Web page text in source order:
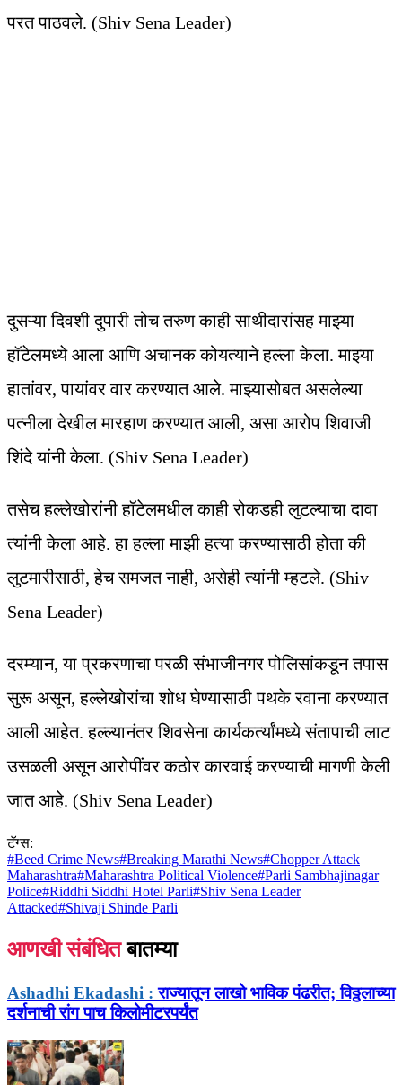
परत पाठवले. (Shiv Sena Leader)
दुसऱ्या दिवशी दुपारी तोच तरुण काही साथीदारांसह माझ्या
हॉटेलमध्ये आला आणि अचानक कोयत्याने हल्ला केला. माझ्या
हातांवर, पायांवर वार करण्यात आले. माझ्यासोबत असलेल्या
पत्नीला देखील मारहाण करण्यात आली, असा आरोप शिवाजी
शिंदे यांनी केला. (Shiv Sena Leader)
तसेच हल्लेखोरांनी हॉटेलमधील काही रोकडही लुटल्याचा दावा
त्यांनी केला आहे. हा हल्ला माझी हत्या करण्यासाठी होता की
लुटमारीसाठी, हेच समजत नाही, असेही त्यांनी म्हटले. (Shiv
Sena Leader)
दरम्यान, या प्रकरणाचा परळी संभाजीनगर पोलिसांकडून तपास
सुरू असून, हल्लेखोरांचा शोध घेण्यासाठी पथके रवाना करण्यात
आली आहेत. हल्ल्यानंतर शिवसेना कार्यकर्त्यांमध्ये संतापाची लाट
उसळली असून आरोपींवर कठोर कारवाई करण्याची मागणी केली
जात आहे. (Shiv Sena Leader)
टॅग्स:
#Beed Crime News#Breaking Marathi News#Chopper Attack
Maharashtra#Maharashtra Political Violence#Parli Sambhajinagar
Police#Riddhi Siddhi Hotel Parli#Shiv Sena Leader
Attacked#Shivaji Shinde Parli
आणखी संबंधित बातम्या
Ashadhi Ekadashi : राज्यातून लाखो भाविक पंढरीत; विठ्ठलाच्या
दर्शनाची रांग पाच किलोमीटरपर्यंत